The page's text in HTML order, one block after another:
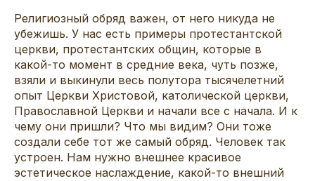
Религиозный обряд важен, от него никуда не
убежишь. У нас есть примеры протестантской
церкви, протестантских общин, которые в
какой-то момент в средние века, чуть позже,
взяли и выкинули весь полутора тысячелетний
опыт Церкви Христовой, католической церкви,
Православной Церкви и начали все с начала. И к
чему они пришли? Что мы видим? Они тоже
создали себе тот же самый обряд. Человек так
устроен. Нам нужно внешнее красивое
эстетическое наслаждение, какой-то внешний